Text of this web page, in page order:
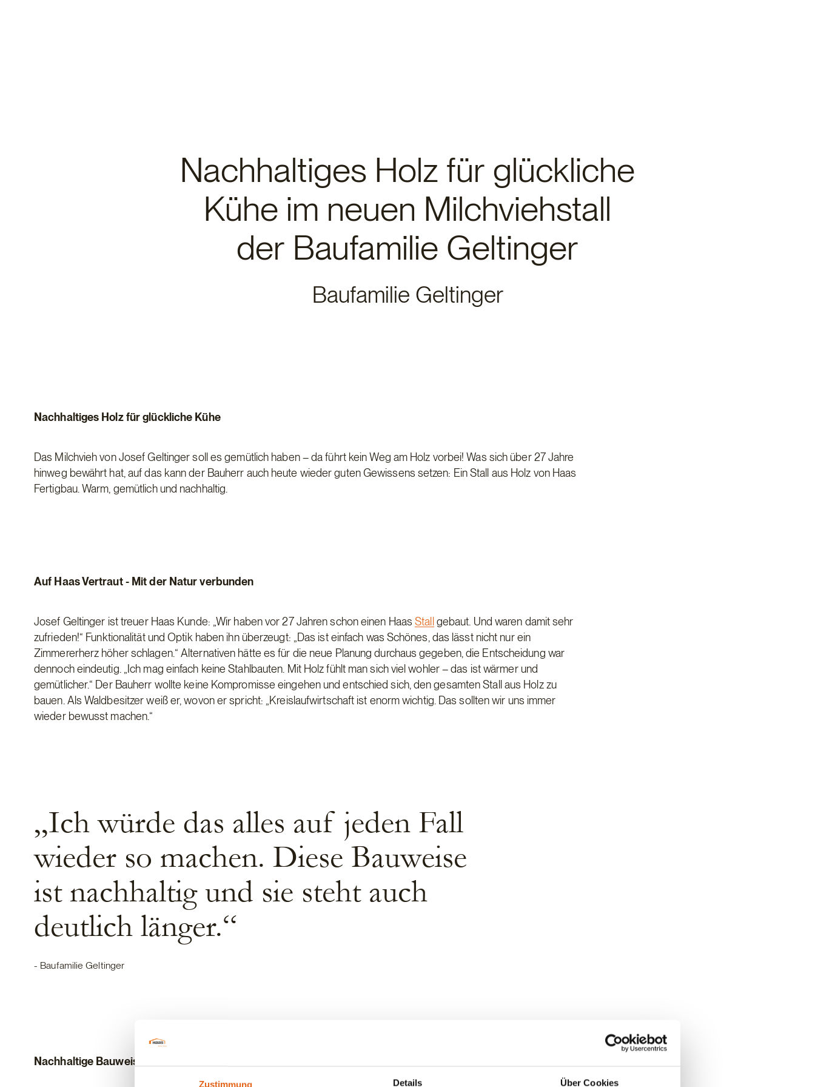
Zustimmung Details Über Cookies
Nachhaltiges Holz für glückliche
Kühe im neuen Milchviehstall
der Baufamilie Geltinger
Baufamilie Geltinger
Nachhaltiges Holz für glückliche Kühe
Das Milchvieh von Josef Geltinger soll es gemütlich haben – da führt kein Weg am Holz vorbei! Was sich über 27 Jahre
hinweg bewährt hat, auf das kann der Bauherr auch heute wieder guten Gewissens setzen: Ein Stall aus Holz von Haas
Fertigbau. Warm, gemütlich und nachhaltig.
Auf Haas Vertraut - Mit der Natur verbunden
Josef Geltinger ist treuer Haas Kunde: „Wir haben vor 27 Jahren schon einen HaasStallgebaut. Und waren damit sehr
zufrieden!“ Funktionalität und Optik haben ihn überzeugt: „Das ist einfach was Schönes, das lässt nicht nur ein
Zimmererherz höher schlagen.“ Alternativen hätte es für die neue Planung durchaus gegeben, die Entscheidung war
dennoch eindeutig. „Ich mag einfach keine Stahlbauten. Mit Holz fühlt man sich viel wohler – das ist wärmer und
gemütlicher.“ Der Bauherr wollte keine Kompromisse eingehen und entschied sich, den gesamten Stall aus Holz zu
bauen. Als Waldbesitzer weiß er, wovon er spricht: „Kreislaufwirtschaft ist enorm wichtig. Das sollten wir uns immer
wieder bewusst machen.“
„Ich würde das alles auf jeden Fall
wieder so machen. Diese Bauweise
ist nachhaltig und sie steht auch
deutlich länger.“
- Baufamilie Geltinger
Nachhaltige Bauweise mit enormen Vorteilen